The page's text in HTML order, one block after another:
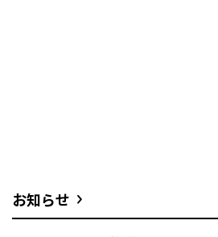
お知らせ